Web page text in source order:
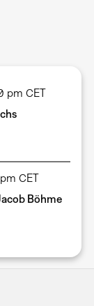
pm CET
CET
Böhme